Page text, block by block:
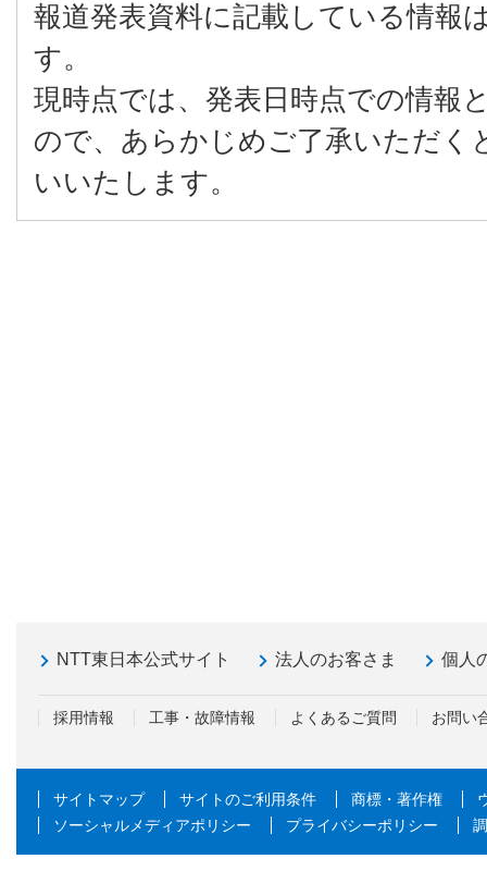
報道発表資料に記載している情報
す。
現時点では、発表日時点での情報
ので、あらかじめご了承いただく
いいたします。
NTT東日本公式サイト 法人のお客さま 個人
採用情報 工事・故障情報 よくあるご質問 お問い
サイトマップ サイトのご利用条件 商標・著作権
ソーシャルメディアポリシー
プライバシーポリシー